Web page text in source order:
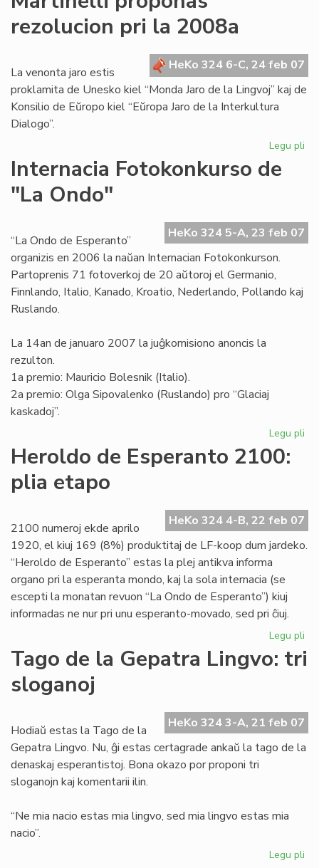
rezolucion pri la 2008a
HeKo 324 6-C, 24 feb 07
La venonta jaro estis
proklamita de Unesko kiel “Monda Jaro de la Lingvoj” kaj de
Konsilio de Eŭropo kiel “Eŭropa Jaro de la Interkultura
Dialogo”.
Legu pli
la
Internacia Fotokonkurso de
"La Ondo"
HeKo 324 5-A, 23 feb 07
“La Ondo de Esperanto”
organizis en 2006 la naŭan Internacian Fotokonkurson.
Partoprenis 71 fotoverkoj de 20 aŭtoroj el Germanio,
Finnlando, Italio, Kanado, Kroatio, Nederlando, Pollando kaj
Ruslando.
La 14an de januaro 2007 la juĝkomisiono anoncis la
rezulton.
1a premio: Mauricio Bolesnik (Italio).
2a premio: Olga Sipovalenko (Ruslando) pro “Glaciaj
kaskadoj”.
Legu pli
Heroldo de Esperanto 2100:
plia etapo
HeKo 324 4-B, 22 feb 07
2100 numeroj ekde aprilo
1920, el kiuj 169 (8%) produktitaj de LF-koop dum jardeko.
“Heroldo de Esperanto” estas la plej antikva informa
organo pri la esperanta mondo, kaj la sola internacia (se
escepti la monatan revuon “La Ondo de Esperanto”) kiuj
informadas ne nur pri unu esperanto-movado, sed pri ĉiuj.
Legu pli
de
Tago de la Gepatra Lingvo: tri
sloganoj
HeKo 324 3-A, 21 feb 07
Hodiaŭ estas la Tago de la
Gepatra Lingvo. Nu, ĝi estas certagrade ankaŭ la tago de la
denaskaj esperantistoj. Bona okazo por proponi tri
sloganojn kaj komentarii ilin.
“Ne mia nacio estas mia lingvo, sed mia lingvo estas mia
nacio”.
Legu pli